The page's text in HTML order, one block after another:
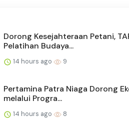
Dorong Kesejahteraan Petani,
Pelatihan Budaya...
14 hours ago 9
Pertamina Patra Niaga Dorong
melalui Progra...
14 hours ago 8